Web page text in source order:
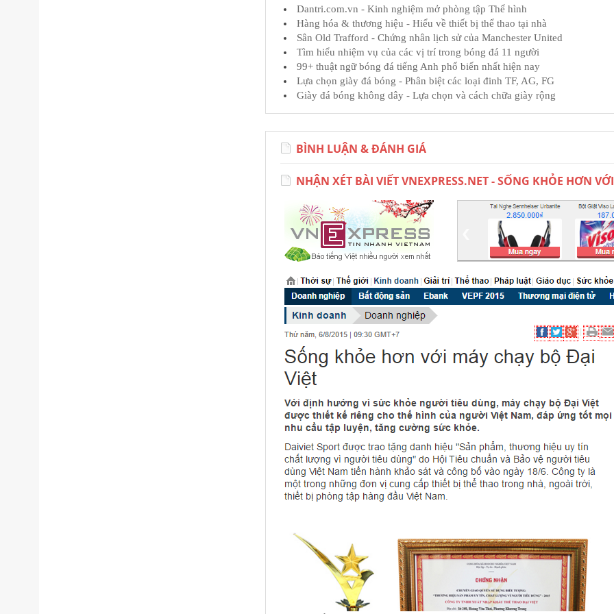
Dantri.com.vn - Kinh nghiệm mở phòng tập Thể hình
Hàng hóa & thương hiệu - Hiểu về thiết bị thể thao tại nhà
Sân Old Trafford - Chứng nhân lịch sử của Manchester United
Tìm hiểu nhiệm vụ của các vị trí trong bóng đá 11 người
99+ thuật ngữ bóng đá tiếng Anh phổ biến nhất hiện nay
Lựa chọn giày đá bóng - Phân biệt các loại đinh TF, AG, FG
Giày đá bóng không dây - Lựa chọn và cách chữa giày rộng
BÌNH LUẬN & ĐÁNH GIÁ
NHẬN XÉT BÀI VIẾT VNEXPRESS.NET - SỐNG KHỎE HƠN